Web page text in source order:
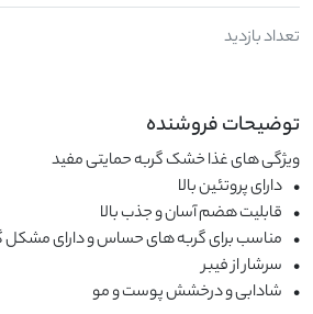
تعداد بازدید
توضیحات فروشنده
•	شادابی و درخشش پوست و مو